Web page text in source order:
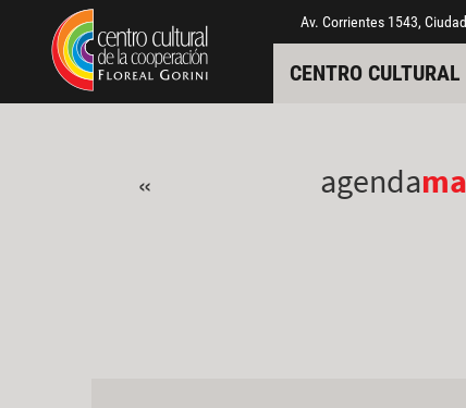
Pasar al contenido principal
Jump to main content Av. Corrientes 1543,
CENTRO CULTURAL
« agenda